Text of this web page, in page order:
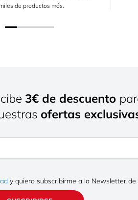
de productos más.
3€ de descuento
ofertas
y quiero subscribirme a la Newsletter de